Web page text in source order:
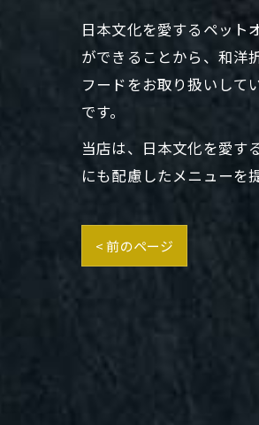
日本文化を愛するペット
ができることから、和洋
フードをお取り扱いして
です。
当店は、日本文化を愛す
にも配慮したメニューを
< 前のページ